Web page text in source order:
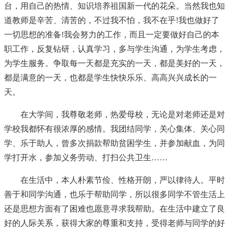
台，用自己的热情、知识培养祖国新一代的花朵。当然我也知
道教师是辛苦、清苦的，不过我不怕，我不在乎!我也做好了
一切思想的准备!我会努力的工作，而且一定要做好自己的本
职工作，反复钻研，认真学习，多与学生沟通，为学生考虑，
为学生服务。争取每一天都是充实的一天，都是美好的一天，
都是满意的一天，也都是学生快快乐乐、高高兴兴成长的一
天。
在大学间，我尊敬老师，热爱母校，无论是对老师还是对
学校我都怀有很浓厚的感情。我团结同学，关心集体、关心同
学、乐于助人，曾多次捐款帮助贫困学生，并参加献血，为同
学打开水，参加义务劳动、打扫公共卫生……
在生活中，本人朴素节俭、性格开朗，严以律待人。平时
善于和同学沟通，也乐于帮助同学，所以很多同学不管生活上
还是思想方面有了困难也愿意寻求我帮助。在生活中建立了良
好的人际关系，获得大家的尊重和支持，受得老师与同学的好